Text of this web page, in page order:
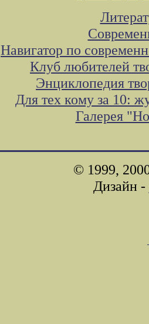
Навигатор по
Клуб любителей
Энциклопедия
Для тех кому за 10:
Галерея
© 1999,
Дизайн -